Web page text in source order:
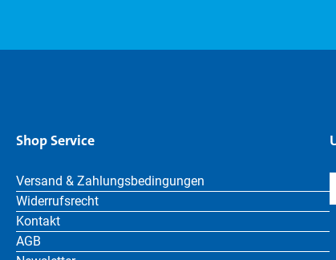
Shop Service
Versand & Zahlungsbedingungen
Widerrufsrecht
Kontakt
AGB